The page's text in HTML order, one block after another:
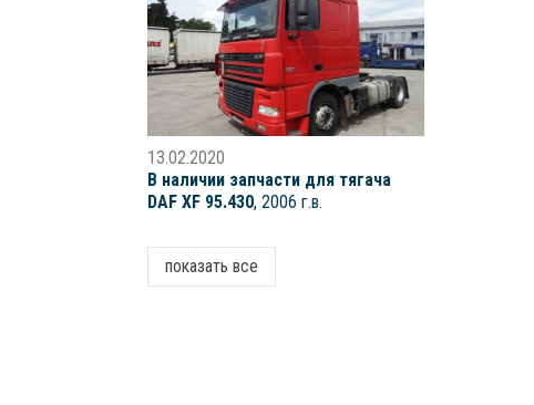
13.02.2020
В наличии запчасти для тягача
DAF XF 95.430, 2006 г.в.
показать все